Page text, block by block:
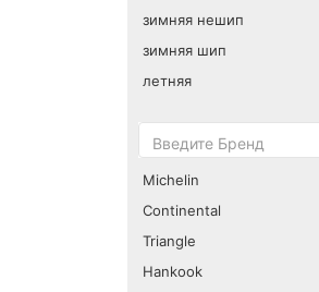
зимняя нешип
зимняя шип
летняя
Michelin
Continental
Triangle
Hankook